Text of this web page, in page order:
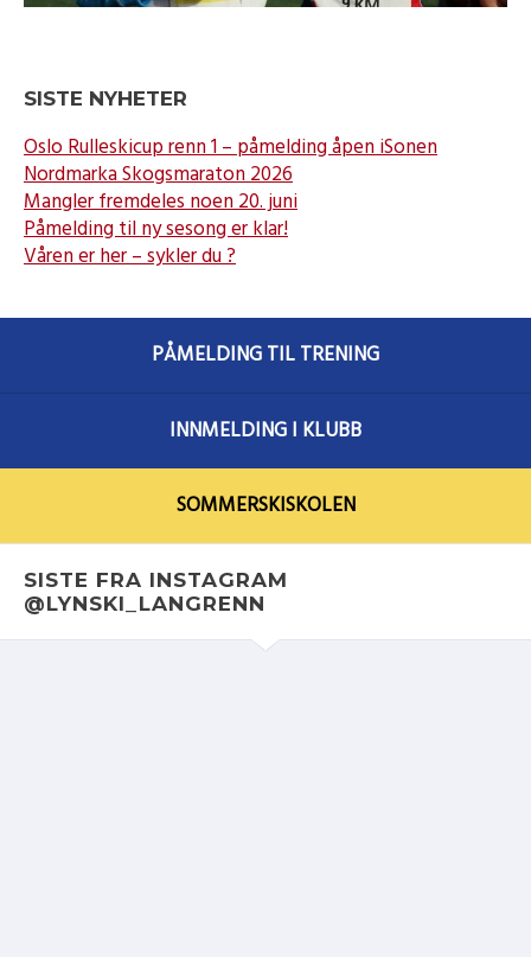
SISTE NYHETER
Oslo Rulleskicup renn 1 – påmelding åpen iSonen
Nordmarka Skogsmaraton 2026
Mangler fremdeles noen 20. juni
Påmelding til ny sesong er klar!
Våren er her – sykler du ?
PÅMELDING TIL TRENING
INNMELDING I KLUBB
SOMMERSKISKOLEN
SISTE FRA INSTAGRAM
@LYNSKI_LANGRENN